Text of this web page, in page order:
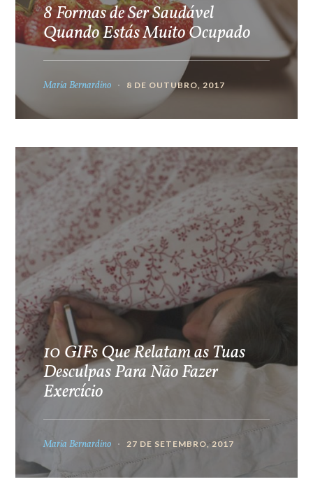
8 Formas de Ser Saudável
Quando Estás Muito Ocupado
Maria Bernardino 8 DE OUTUBRO, 2017
10 GIFs Que Relatam as Tuas
Desculpas Para Não Fazer
Exercício
Maria Bernardino 27 DE SETEMBRO, 2017